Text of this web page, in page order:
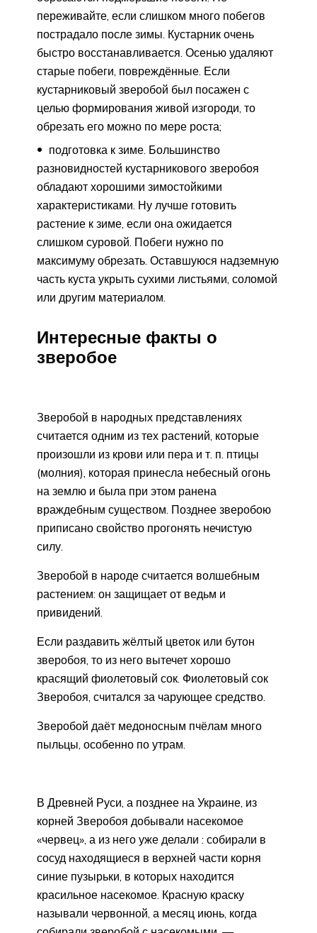
переживайте, если слишком много побегов
пострадало после зимы. Кустарник очень
быстро восстанавливается. Осенью удаляют
старые побеги, повреждённые. Если
кустарниковый зверобой был посажен с
целью формирования живой изгороди, то
обрезать его можно по мере роста;
подготовка к зиме. Большинство
разновидностей кустарникового зверобоя
обладают хорошими зимостойкими
характеристиками. Ну лучше готовить
растение к зиме, если она ожидается
слишком суровой. Побеги нужно по
максимуму обрезать. Оставшуюся надземную
часть куста укрыть сухими листьями, соломой
или другим материалом.
Интересные факты о
зверобое
Зверобой в народных представлениях
считается одним из тех растений, которые
произошли из крови или пера и т. п. птицы
(молния), которая принесла небесный огонь
на землю и была при этом ранена
враждебным существом. Позднее зверобою
приписано свойство прогонять нечистую
силу.
Зверобой в народе считается волшебным
растением: он защищает от ведьм и
привидений.
Если раздавить жёлтый цветок или бутон
зверобоя, то из него вытечет хорошо
красящий фиолетовый сок. Фиолетовый сок
Зверобоя, считался за чарующее средство.
Зверобой даёт медоносным пчёлам много
пыльцы, особенно по утрам.
В Древней Руси, а позднее на Украине, из
корней Зверобоя добывали насекомое
«червец», а из него уже делали : собирали в
сосуд находящиеся в верхней части корня
синие пузырьки, в которых находится
красильное насекомое. Красную краску
называли червонной, а месяц июнь, когда